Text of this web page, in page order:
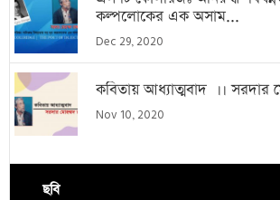
কল্পলোকের এক অসাম...
Dec 29, 2020
কবিতায় আধ্যাত্মবাদ ।। সরদার
Nov 10, 2020
ছবি